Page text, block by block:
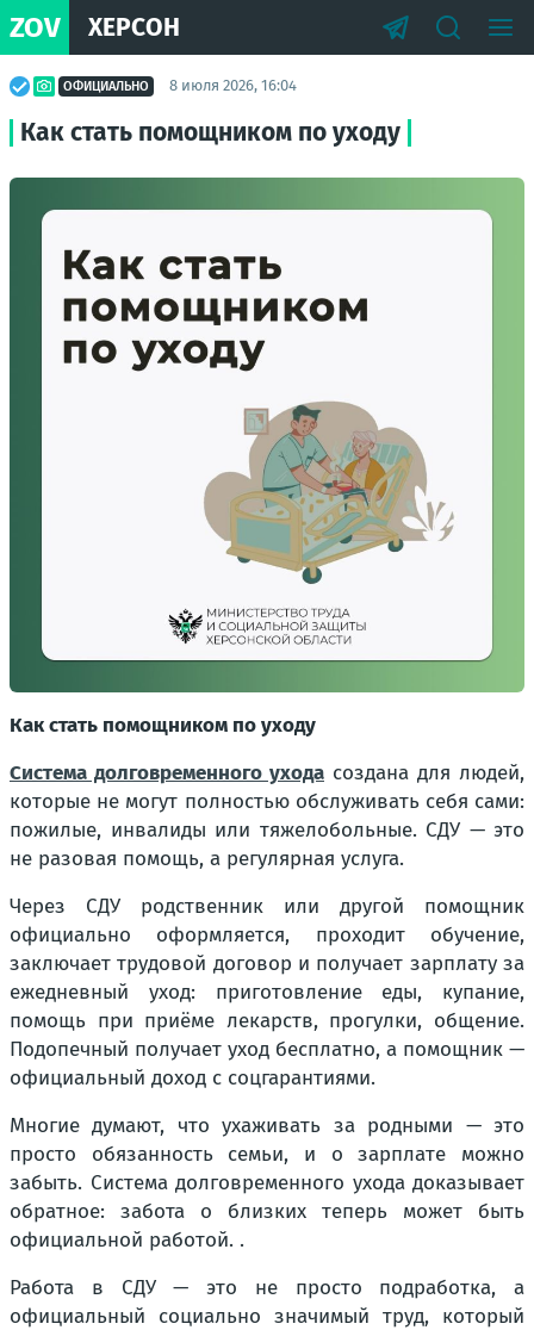
ZOV ХЕРСОН
ОФИЦИАЛЬНО 8 июля 2026, 16:04
Как стать помощником по уходу
Как стать помощником по уходу
Система долговременного ухода создана для людей,
которые не могут полностью обслуживать себя сами:
пожилые, инвалиды или тяжелобольные. СДУ — это
не разовая помощь, а регулярная услуга.
Через СДУ родственник или другой помощник
официально оформляется, проходит обучение,
заключает трудовой договор и получает зарплату за
ежедневный уход: приготовление еды, купание,
помощь при приёме лекарств, прогулки, общение.
Подопечный получает уход бесплатно, а помощник —
официальный доход с соцгарантиями.
Многие думают, что ухаживать за родными — это
просто обязанность семьи, и о зарплате можно
забыть. Система долговременного ухода доказывает
обратное: забота о близких теперь может быть
официальной работой. .
Работа в СДУ — это не просто подработка, а
официальный социально значимый труд, который